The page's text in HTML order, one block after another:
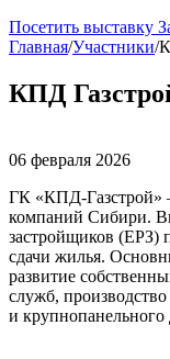
Посетить выставку
Главная/Участники/
КПД
06 февраля 2026
ГК «КПД-Газстрой»
компаний Сибири.
застройщиков (ЕРЗ)
сдачи жилья.
развитие
служб,
и крупнопанельного